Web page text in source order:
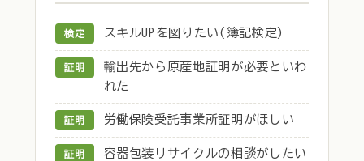
検定 スキルUPを図りたい(簿記検定)
証明
輸出先から原産地証明が必要といわ
れた
証明 労働保険受託事業所証明がほしい
証明 容器包装リサイクルの相談がしたい